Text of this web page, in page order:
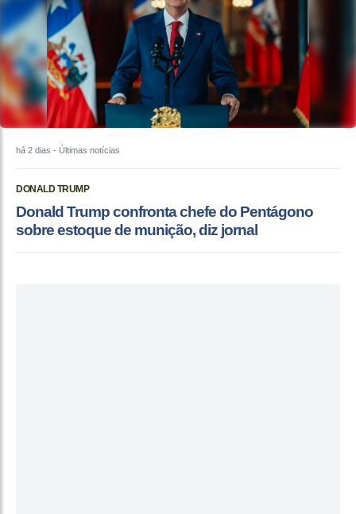
há 2 dias - Últimas notícias
DONALD TRUMP
Donald Trump confronta chefe do Pentágono
sobre estoque de munição, diz jornal